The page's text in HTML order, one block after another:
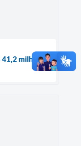
41,2 milhões